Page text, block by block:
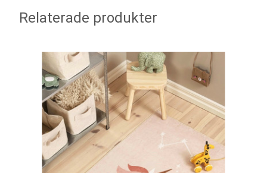
Relaterade produkter